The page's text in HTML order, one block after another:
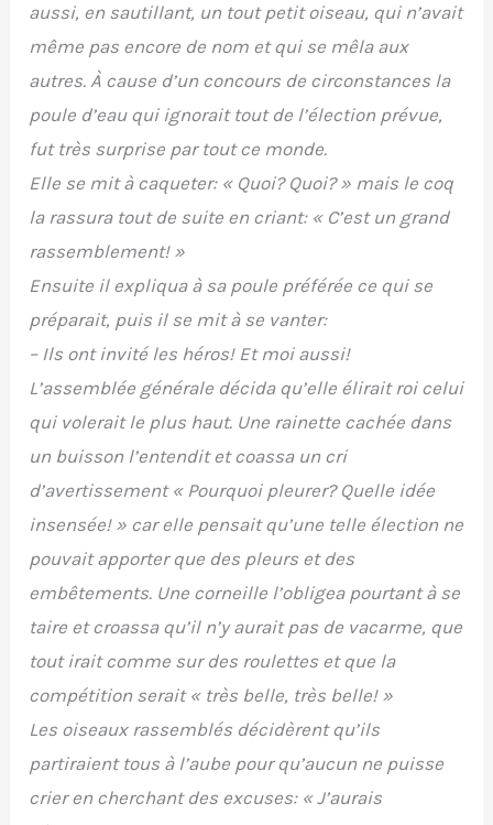
aussi, en sautillant, un tout petit oiseau, qui n’avait
même pas encore de nom et qui se mêla aux
autres. À cause d’un concours de circonstances la
poule d’eau qui ignorait tout de l’élection prévue,
fut très surprise par tout ce monde.
Elle se mit à caqueter: « Quoi? Quoi? » mais le coq
la rassura tout de suite en criant: « C’est un grand
rassemblement! »
Ensuite il expliqua à sa poule préférée ce qui se
préparait, puis il se mit à se vanter:
– Ils ont invité les héros! Et moi aussi!
L’assemblée générale décida qu’elle élirait roi celui
qui volerait le plus haut. Une rainette cachée dans
un buisson l’entendit et coassa un cri
d’avertissement « Pourquoi pleurer? Quelle idée
insensée! » car elle pensait qu’une telle élection ne
pouvait apporter que des pleurs et des
embêtements. Une corneille l’obligea pourtant à se
taire et croassa qu’il n’y aurait pas de vacarme, que
tout irait comme sur des roulettes et que la
compétition serait « très belle, très belle! »
Les oiseaux rassemblés décidèrent qu’ils
partiraient tous à l’aube pour qu’aucun ne puisse
crier en cherchant des excuses: « J’aurais